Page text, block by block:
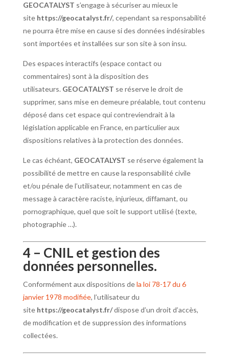
GEOCATALYST s’engage à sécuriser au mieux le
site https://geocatalyst.fr/, cependant sa responsabilité
ne pourra être mise en cause si des données indésirables
sont importées et installées sur son site à son insu.
Des espaces interactifs (espace contact ou
commentaires) sont à la disposition des
utilisateurs. GEOCATALYST se réserve le droit de
supprimer, sans mise en demeure préalable, tout contenu
déposé dans cet espace qui contreviendrait à la
législation applicable en France, en particulier aux
dispositions relatives à la protection des données.
Le cas échéant, GEOCATALYST se réserve également la
possibilité de mettre en cause la responsabilité civile
et/ou pénale de l’utilisateur, notamment en cas de
message à caractère raciste, injurieux, diffamant, ou
pornographique, quel que soit le support utilisé (texte,
photographie …).
4 – CNIL et gestion des
données personnelles.
Conformément aux dispositions dela loi 78-17 du 6
janvier 1978 modifiée, l’utilisateur du
site https://geocatalyst.fr/dispose d’un droit d’accès,
de modification et de suppression des informations
collectées.